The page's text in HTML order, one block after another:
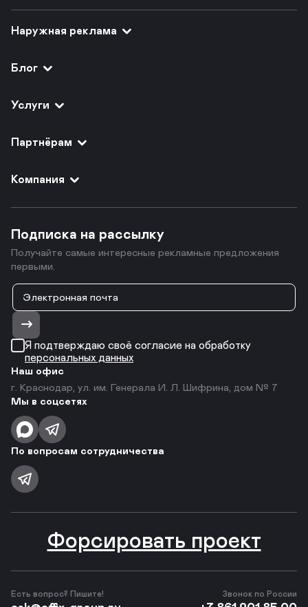
Наружная реклама
Блог
Услуги
Партнёрам
Компания
Подписка на рассылку
Получайте самые интересные рекламные предложения
первыми.
Я подтверждаю своё согласие на обработку
персональных данных
Наш офис
г. Краснодар, ул. им. Генерала И. Л. Шифрина, дом № 7
Мы в соцсетях
По вопросам сотрудничества
Есть вопрос? Пишите!
Форсировать проект
Звонок по России